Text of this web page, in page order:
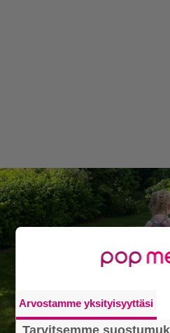
Arvostamme yksityisyyttäsi
Tarvitsemme